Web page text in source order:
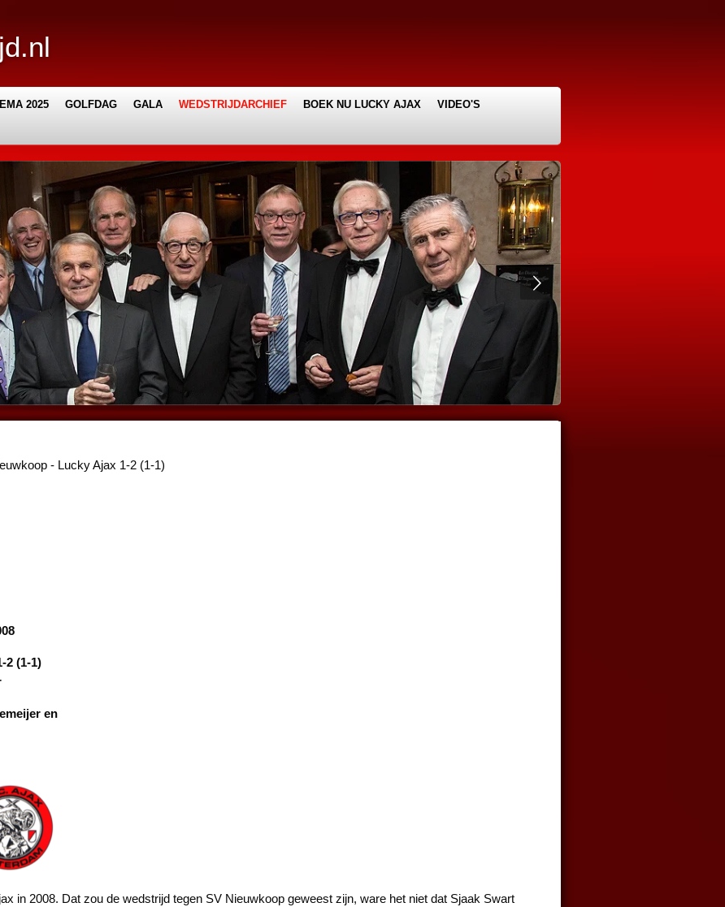
2025 GOLFDAG GALA WEDSTRIJDARCHIEF BOEK NU LUCKY AJAX
VIDEO'S
- Lucky Ajax 1-2 (1-1)
2 (1-1)
en
in 2008. Dat zou de wedstrijd tegen SV Nieuwkoop geweest zijn, ware het niet dat Sjaak Swart